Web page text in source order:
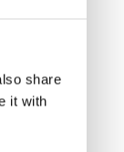
share
it with